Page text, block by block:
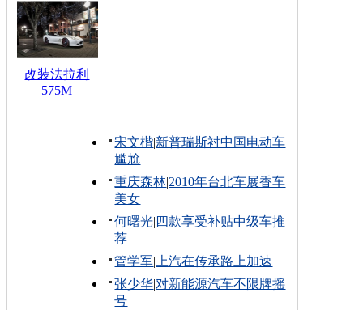
改装法拉利
575M
宋文楷|新普瑞斯衬中国电动车
尴尬
重庆森林|2010年台北车展香车
美女
何曙光| 四款享受补贴中级车推
荐
管学军| 上汽在传承路上加速
张少华|对新能源汽车不限牌摇
号